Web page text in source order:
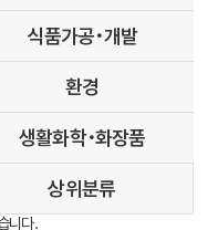
식품가공･개발
환경
생활화학･화장품
상위분류
니다.